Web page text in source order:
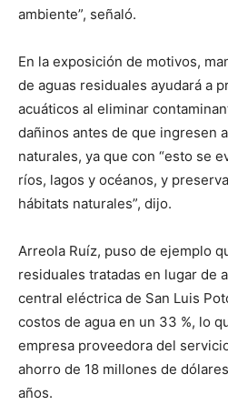
ambiente”, señaló.
En la exposición de motivos,
de aguas residuales ayudará a
acuáticos al eliminar
dañinos antes de que ingresen
naturales, ya que con “esto se
ríos, lagos y océanos, y
hábitats naturales”, dijo.
Arreola Ruíz, puso de ejemplo
residuales tratadas en lugar de
central eléctrica de San Luis
costos de agua en un 33 %, lo
empresa proveedora del
ahorro de 18 millones de
años.